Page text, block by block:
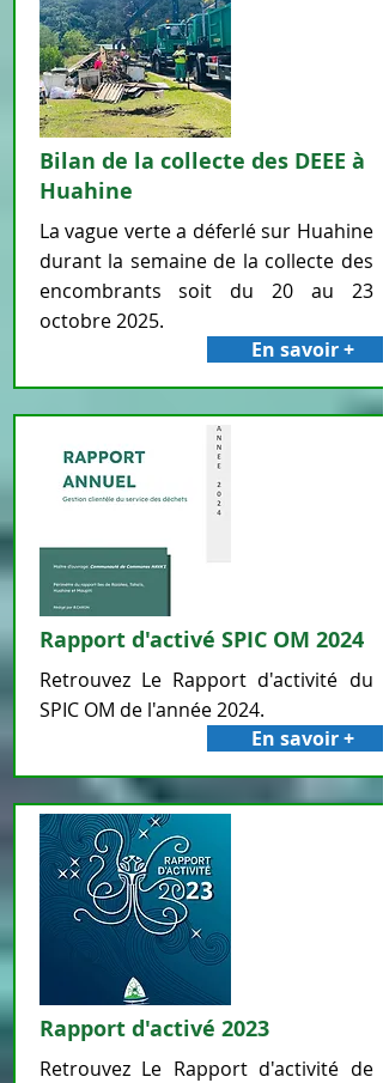
Bilan de la collecte des DEEE à
Huahine
La vague verte a déferlé sur Huahine
durant la semaine de la collecte des
encombrants soit du 20 au 23
octobre 2025.
En savoir +
Rapport d'activé SPIC OM 2024
Retrouvez Le Rapport d'activité du
SPIC OM de l'année 2024.
En savoir +
Rapport d'activé 2023
Retrouvez Le Rapport d'activité de